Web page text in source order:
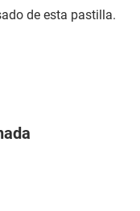
de esta pastilla.